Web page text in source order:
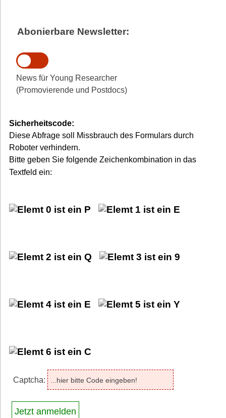
Abonierbare Newsletter:
News für Young Researcher
(Promovierende und Postdocs)
Sicherheitscode:
Diese Abfrage soll Missbrauch des Formulars durch
Roboter verhindern.
Bitte geben Sie folgende Zeichenkombination in das
Textfeld ein:
Captcha: